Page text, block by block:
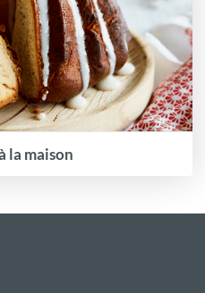
la maison